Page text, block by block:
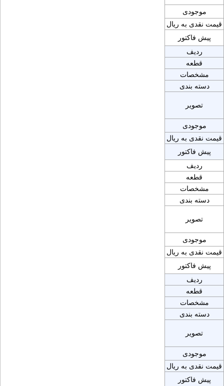
موجودی
قیمت نقدی به ریال
پیش فاکتور
ردیف
قطعه
مشخصات
دسته بندی
تصویر
موجودی
قیمت نقدی به ریال
پیش فاکتور
ردیف
قطعه
مشخصات
دسته بندی
تصویر
موجودی
قیمت نقدی به ریال
پیش فاکتور
ردیف
قطعه
مشخصات
دسته بندی
تصویر
موجودی
قیمت نقدی به ریال
پیش فاکتور